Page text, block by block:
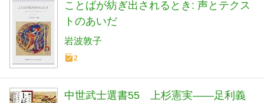
ことばが紡ぎ出されるとき: 声とテクス
トのあいだ
岩波敦子
2
中世武士選書55 上杉憲実――足利義